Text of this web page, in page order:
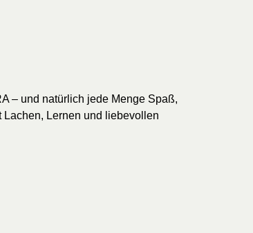
– und natürlich jede Menge Spaß,
Lachen, Lernen und liebevollen